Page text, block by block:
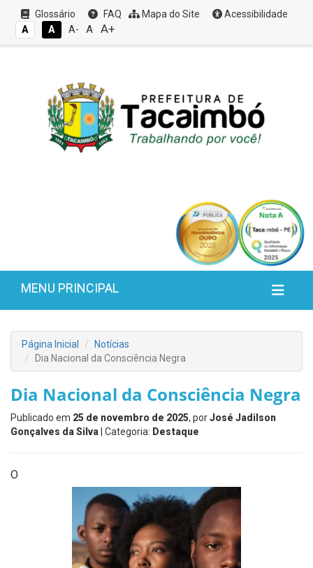
Glossário FAQ Mapa do Site
Acessibilidade
A
A A- A A+
MENU PRINCIPAL
Página Inicial
Notícias
Dia Nacional da Consciência Negra
Dia Nacional da Consciência Negra
Publicado em 25 de novembro de 2025, porJosé Jadilson
Gonçalves da Silva | Categoria: Destaque
O